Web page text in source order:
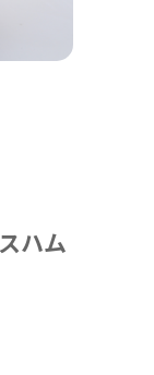
ハム